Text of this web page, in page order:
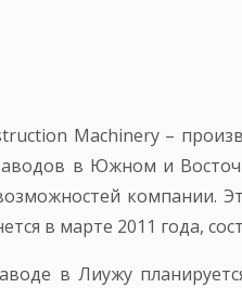
Machinery –
в Южном и
компании.
в марте 2011 года,
в Лиужу